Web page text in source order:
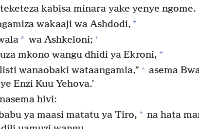
kabisa minara yake yenye ngome.
wakaaji wa Ashdodi, +
* wa Ashkeloni; +
mkono wangu dhidi ya Ekroni, +
wanaobaki wataangamia,” + asema
Enzi Kuu Yehova.’
hivi:
ya maasi matatu ya Tiro, + na hata